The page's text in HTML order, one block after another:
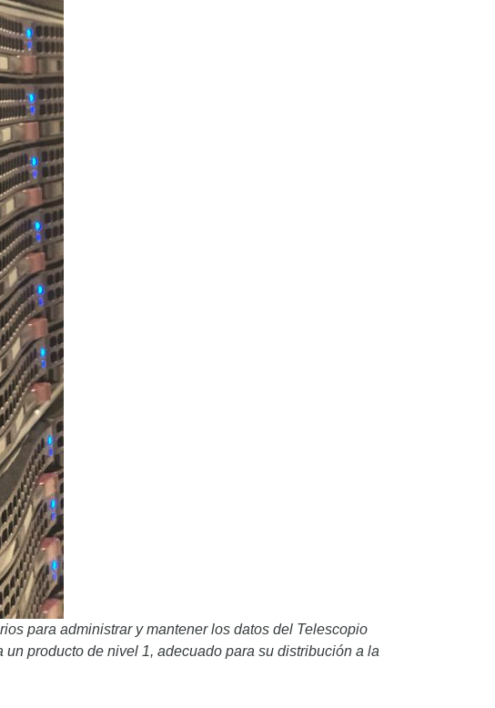
para administrar y mantener los datos del Telescopio
producto de nivel 1, adecuado para su distribución a la